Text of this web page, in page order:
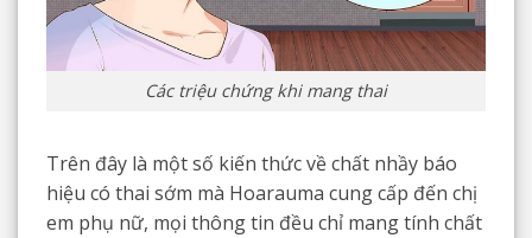
Các triệu chứng khi mang thai
Trên đây là một số kiến thức về chất nhầy báo
hiệu có thai sớm mà Hoarauma cung cấp đến chị
em phụ nữ, mọi thông tin đều chỉ mang tính chất